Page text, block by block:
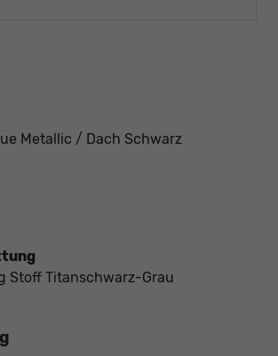
Metallic / Dach Schwarz
Stoff Titanschwarz-Grau